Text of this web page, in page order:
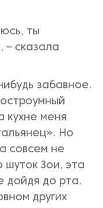
ты
– сказала
забавное.
кухне меня
Но
совсем не
шуток Зои, эта
дойдя до рта.
других